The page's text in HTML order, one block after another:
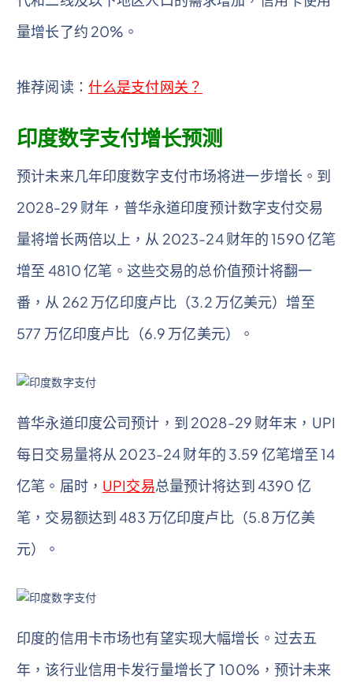
量增长了约 20%。
推荐阅读： 什么是支付网关？
印度数字支付增长预测
预计未来几年印度数字支付市场将进一步增长。到
2028-29 财年，普华永道印度预计数字支付交易
量将增长两倍以上，从 2023-24 财年的 1590 亿笔
增至 4810 亿笔。这些交易的总价值预计将翻一
番，从 262 万亿印度卢比（3.2 万亿美元）增至
577 万亿印度卢比（6.9 万亿美元）。
普华永道印度公司预计，到 2028-29 财年末，UPI
每日交易量将从 2023-24 财年的 3.59 亿笔增至 14
亿笔。届时， UPI交易总量预计将达到 4390 亿
笔，交易额达到 483 万亿印度卢比（5.8 万亿美
元）。
印度的信用卡市场也有望实现大幅增长。过去五
年，该行业信用卡发行量增长了 100%，预计未来